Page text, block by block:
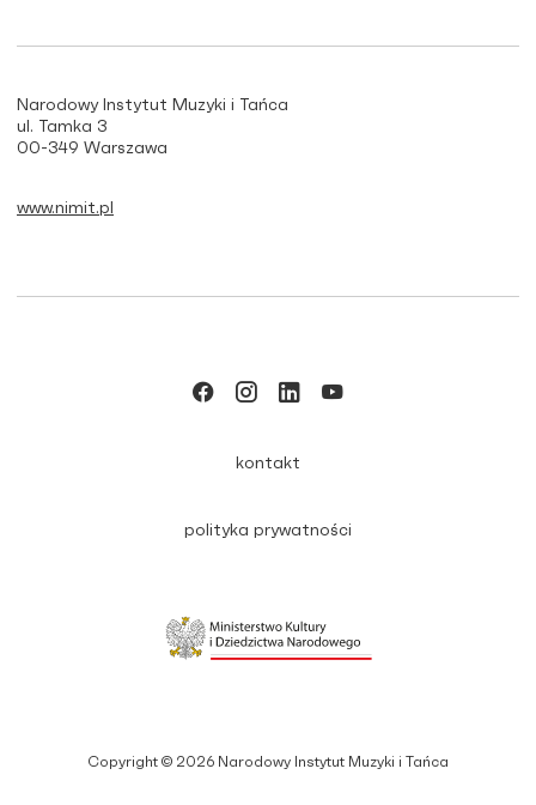
Narodowy Instytut Muzyki i Tańca
ul. Tamka 3
00-349 Warszawa
www.nimit.pl
Copyright © 2026 Narodowy Instytut Muzyki i Tańca
kontakt
polityka prywatności